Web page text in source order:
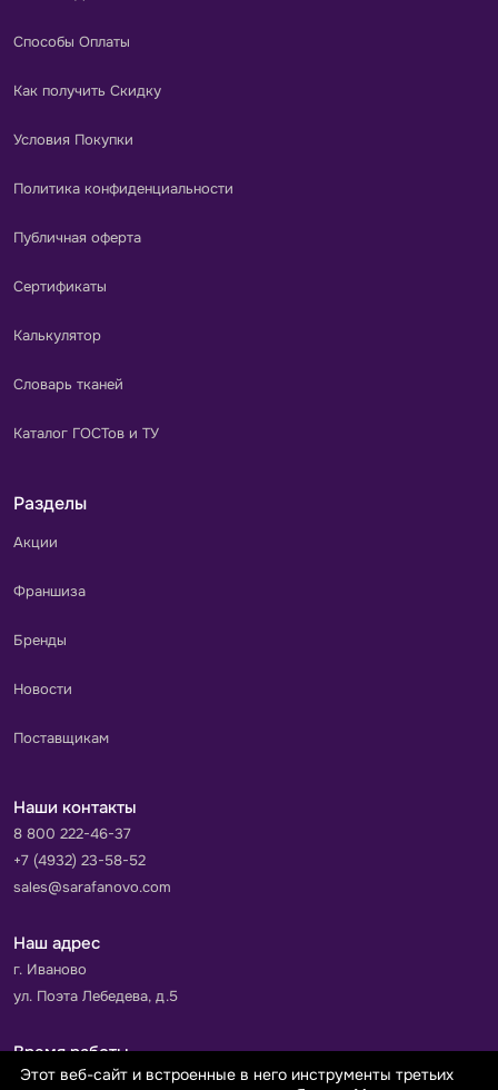
Способы Оплаты
Как получить Скидку
Условия Покупки
Политика конфиденциальности
Публичная оферта
Сертификаты
Калькулятор
Словарь тканей
Каталог ГОСТов и ТУ
Разделы
Акции
Франшиза
Бренды
Новости
Поставщикам
Наши контакты
8 800 222-46-37
+7 (4932) 23-58-52
sales@sarafanovo.com
Наш адрес
г. Иваново
ул. Поэта Лебедева, д.5
Время работы
Пн-Пт с 9.00 до 18.00
Этот веб-сайт и встроенные в него инструменты третьих